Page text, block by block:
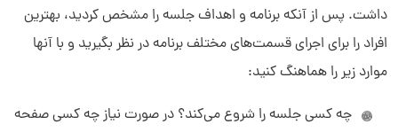
داشت. پس از آنکه برنامه و اهداف جلسه را مشخص کردید، بهترین
افراد را برای اجرای قسمت‌های مختلف برنامه در نظر بگیرید و با آنها
موارد زیر را هماهنگ کنید:
چه کسی جلسه را شروع می‌کند؟ در صورت نیاز چه کسی صفحه